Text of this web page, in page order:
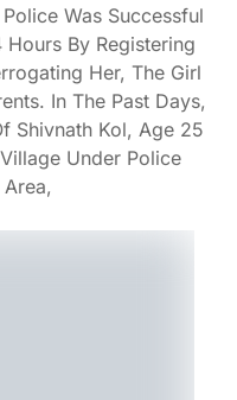
Was Successful
By Registering
Her, The Girl
In The Past Days,
Shivnath Kol, Age 25
Under Police